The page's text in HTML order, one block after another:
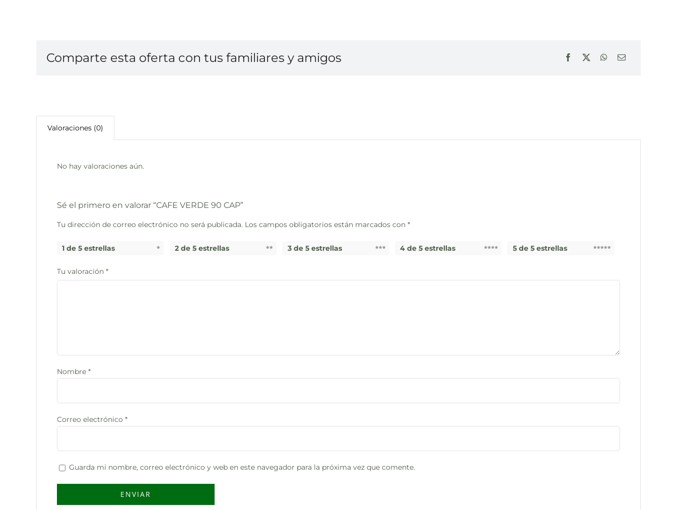
Comparte esta oferta con tus familiares y amigos
Valoraciones (0)
No hay valoraciones aún.
Sé el primero en valorar “CAFE VERDE 90 CAP”
Tu dirección de correo electrónico no será publicada. Los campos obligatorios están marcados con *
1 de 5 estrellas 2 de 5 estrellas 3 de 5 estrellas 4 de 5 estrellas 5 de 5 estrellas
Tu valoración *
Nombre *
Correo electrónico *
Guarda mi nombre, correo electrónico y web en este navegador para la próxima vez que comente.